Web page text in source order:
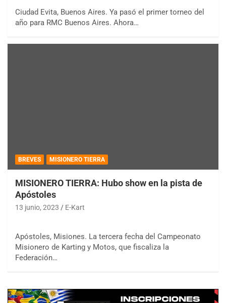
Ciudad Evita, Buenos Aires. Ya pasó el primer torneo del
año para RMC Buenos Aires. Ahora…
BREVES MISIONERO TIERRA
MISIONERO TIERRA: Hubo show en la pista de
Apóstoles
13 junio, 2023 E-Kart
Apóstoles, Misiones. La tercera fecha del Campeonato
Misionero de Karting y Motos, que fiscaliza la
Federación…